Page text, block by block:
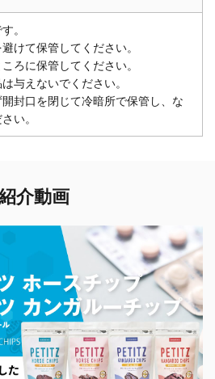
。
けて保管してください。
ろに保管してください。
与えないでください。
開封口を閉じて冷暗所で保管し、な
い。
介動画